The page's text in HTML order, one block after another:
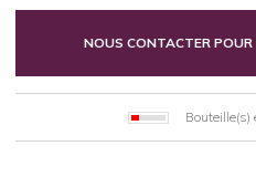
NOUS CONTACTER
Bouteille(s)